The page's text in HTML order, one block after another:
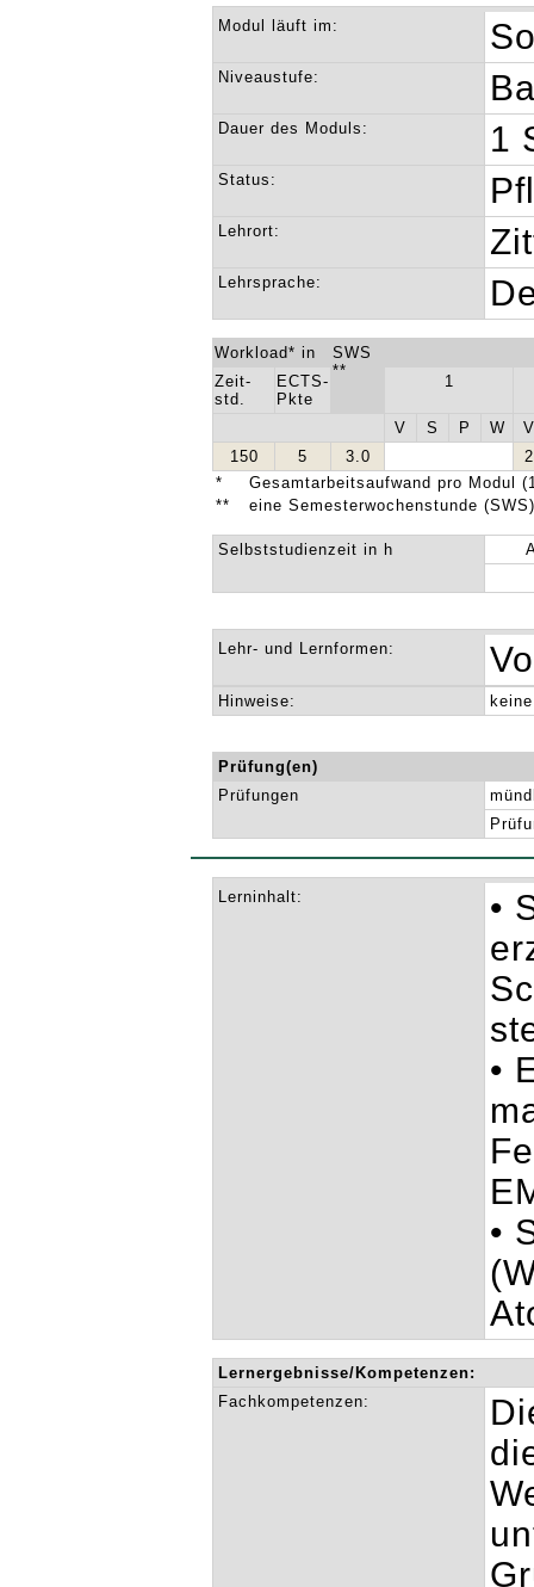
Modul läuft im:
Niveaustufe:
Dauer des Moduls: 1
Status:
Lehrort:
Lehrsprache:
Workload* in
SWS
**
Zeit-
std.
ECTS-
Pkte
1
V S P W
150
5 3.0
2
*
Gesamtarbeitsaufwand pro Modul
**
eine Semesterwochenstunde
Selbststudienzeit in h
Lehr- und Lernformen:
Hinweise: keine
Prüfung(en)
Prüfungen
Lerninhalt:
•
•
•
Lernergebnisse/Kompetenzen:
Fachkompetenzen: